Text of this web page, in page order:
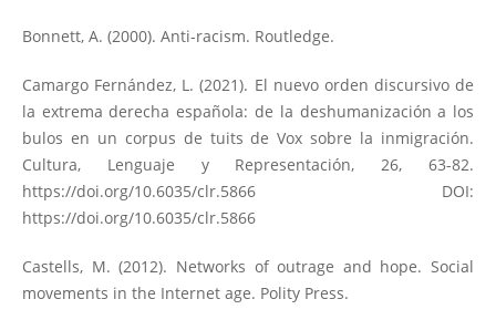
Bonnett, A. (2000). Anti-racism. Routledge.
Camargo Fernández, L. (2021). El nuevo orden discursivo de
la extrema derecha española: de la deshumanización a los
bulos en un corpus de tuits de Vox sobre la inmigración.
Cultura, Lenguaje y Representación, 26, 63-82.
https://doi.org/10.6035/clr.5866DOI:
https://doi.org/10.6035/clr.5866
Castells, M. (2012). Networks of outrage and hope. Social
movements in the Internet age. Polity Press.